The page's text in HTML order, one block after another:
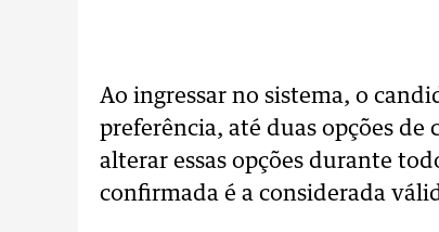
Ao ingressar no sistema, o
preferência, até duas opções de
alterar essas opções durante
confirmada é a considerada